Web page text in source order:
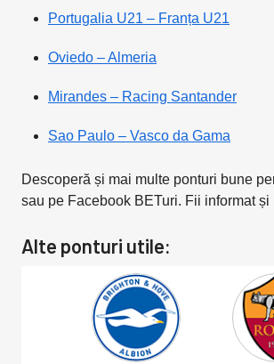
Portugalia U21 – Franța U21
Oviedo – Almeria
Mirandes – Racing Santander
Sao Paulo – Vasco da Gama
Descoperă și mai multe ponturi bune
sau pe Facebook BETuri. Fii informat și
Alte ponturi utile: